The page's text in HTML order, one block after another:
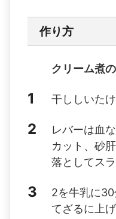
作り方
クリーム煮
干ししいた
レバーは血
カット、砂
落としてス
2を牛乳に
てざるに上